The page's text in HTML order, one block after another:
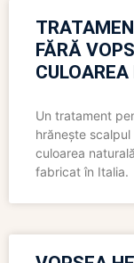
FĂRĂ
Un tratament
hrănește
culoarea
fabricat în Italia.